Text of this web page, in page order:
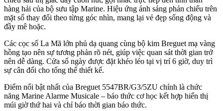
hàng hải của bộ sưu tập Marine. Hiệu ứng ánh sáng phản chiếu trên
mặt số thay đổi theo từng góc nhìn, mang lại vẻ đẹp sống động và
đầy mê hoặc.
Các cọc số La Mã lớn phủ dạ quang cùng bộ kim Breguet mạ vàng
hồng tạo nên sự tương phản rõ nét, giúp việc quan sát thời gian trở
nên dễ dàng. Cửa sổ ngày được đặt khéo léo tại vị trí 6 giờ, duy trì
sự cân đối cho tổng thể thiết kế.
Điểm nổi bật nhất của Breguet 5547BR/G3/5ZU chính là chức
năng Marine Alarme Musicale – báo thức cơ học kết hợp hiển thị
múi giờ thứ hai và chỉ báo thời gian báo thức.